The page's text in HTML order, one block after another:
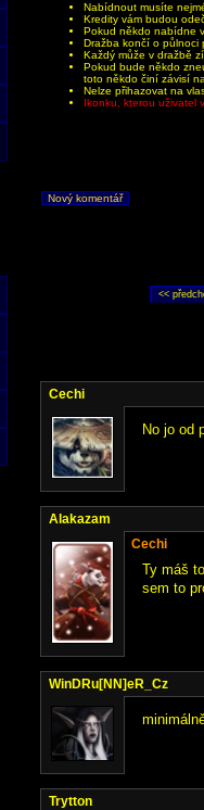
Nabídnout musíte
Kredity vám budou
Pokud někdo nabídne
Dražba končí o půlnoci
Každý může v dražbě
Pokud bude někdo
toto někdo činí závisí
Nelze přihazovat na
Ikonku, kterou uživatel
Nový komentář
Cechi
No jo od
Alakazam
Cechi
Ty máš
sem to
WinDRu[NN]eR_Cz
Trytton